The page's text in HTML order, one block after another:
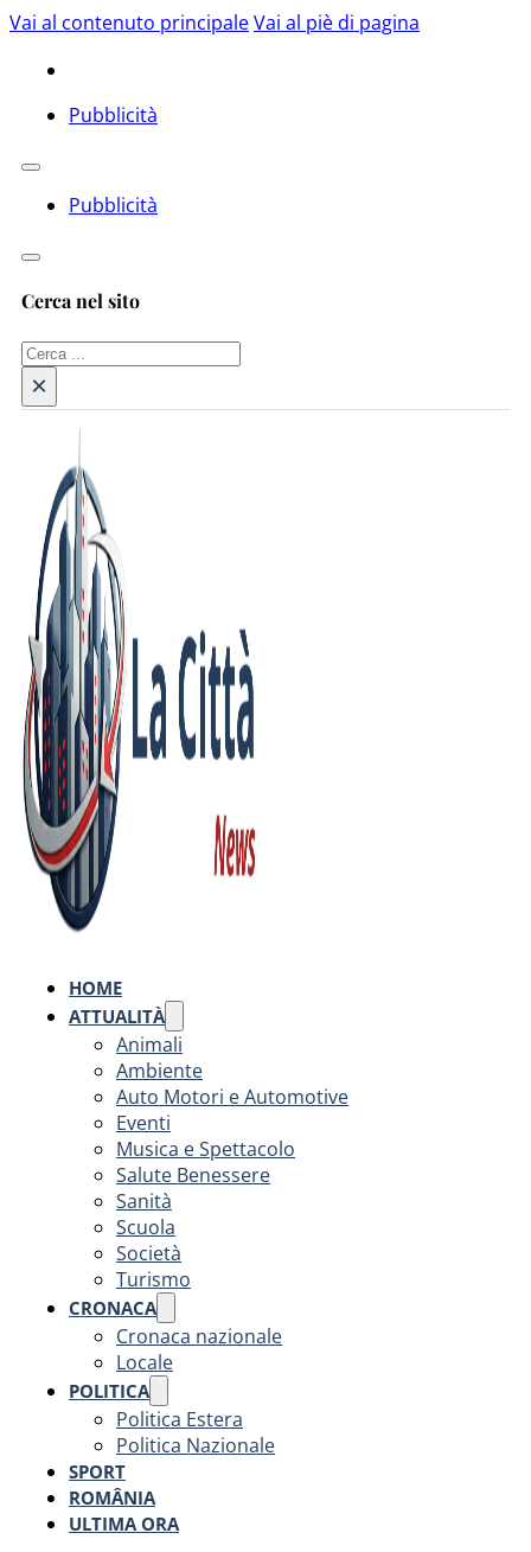
Vai al contenuto principaleVai al piè di pagina
Pubblicità
Pubblicità
Cerca nel sito
Cerca
×
HOME
ATTUALITÀ
Animali
Ambiente
Auto Motori e Automotive
Eventi
Musica e Spettacolo
Salute Benessere
Sanità
Scuola
Società
Turismo
CRONACA
Cronaca nazionale
Locale
POLITICA
Politica Estera
Politica Nazionale
SPORT
ROMÂNIA
ULTIMA ORA